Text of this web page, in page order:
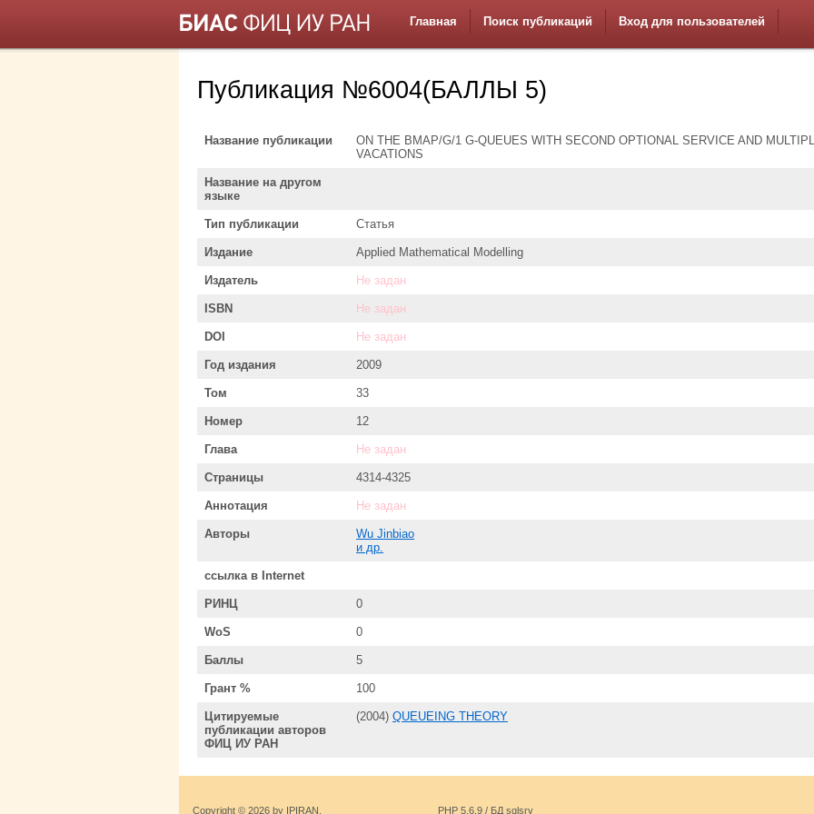
Главная Поиск публикаций Вход для пользователей
Публикация №6004(БАЛЛЫ 5)
Название публикации
ON THE BMAP/G/1 G-QUEUES WITH SECOND OPTIONAL SERVICE AND
VACATIONS
Название на другом
языке
Тип публикации Статья
Издание Applied Mathematical Modelling
Издатель Не задан
ISBN Не задан
DOI Не задан
Год издания 2009
Том 33
Номер 12
Глава Не задан
Страницы 4314-4325
Аннотация Не задан
Авторы
Wu Jinbiao
и др.
ссылка в Internet
РИНЦ 0
WoS 0
Баллы 5
Грант % 100
Цитируемые
публикации авторов
ФИЦ ИУ РАН
(2004) QUEUEING THEORY
Copyright © 2026 by IPIRAN. PHP 5.6.9 / БД sqlsrv